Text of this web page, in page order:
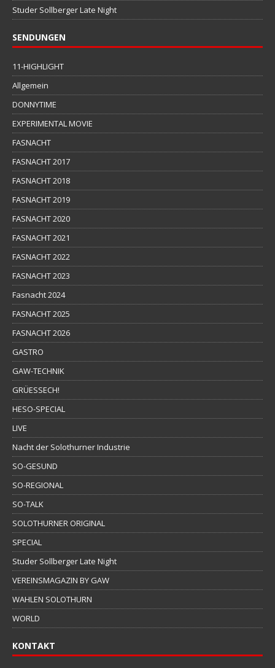
Studer Sollberger Late Night
SENDUNGEN
11-HIGHLIGHT
Allgemein
DONNYTIME
EXPERIMENTAL MOVIE
FASNACHT
FASNACHT 2017
FASNACHT 2018
FASNACHT 2019
FASNACHT 2020
FASNACHT 2021
FASNACHT 2022
FASNACHT 2023
Fasnacht 2024
FASNACHT 2025
FASNACHT 2026
GASTRO
GAW-TECHNIK
GRÜESSECH!
HESO-SPECIAL
LIVE
Nacht der Solothurner Industrie
SO-GESUND
SO-REGIONAL
SO-TALK
SOLOTHURNER ORIGINAL
SPECIAL
Studer Sollberger Late Night
VEREINSMAGAZIN BY GAW
WAHLEN SOLOTHURN
WORLD
KONTAKT